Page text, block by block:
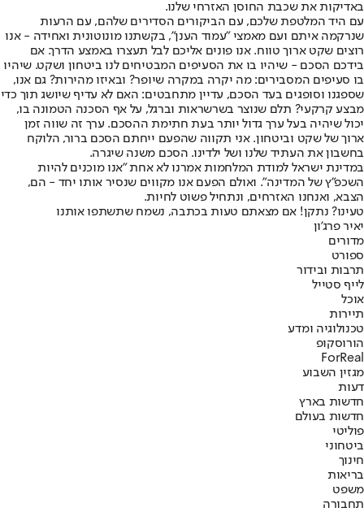
באדיקות את שכבת החוסן האזרחי שלנו.
עם היד המלטפת שלכם, עם הביקורים הסדירים שלהם, עם הרעות
שנרקמה איתם ועם מאמצי "עמוד הענן", בקשתנו מונוטונית ואחידה - אנו
רוצים שקט ארוך טווח. אנו פונים אליכם לבל תעצרו באמצע הדרך. אם
בידכם הסכם - שיהיו בו את הסעיפים המבטיחים לנו ביטחון ושקט. שיהיו
בו סעיפים המסבירים: מה יקרה במקרה שיופר? ובאיזו מהירות? גם אנו,
שספגנו וסופגים בעד הסכם, עדיין מתחבטים: האם לא עדיף שיושג תוך כדי
מבצע קרקעי? תלם שנוצר בשרשראות וברגל, על אף הסכנה הטמונה בו,
יכול שיהיה בעל ערך גדול יותר בעת חתימת ההסכם. ערך זה שווה זמן
ארוך של שקט וביטחון. אני תקווה שהפעם ייחתם הסכם ברור, הלוקח
בחשבון את העתיד שלנו ושל ילדינו. הסכם משנה שיגרה.
במדינת ישראל למודת המלחמות אמרנו לא אחת "אנו מוכנים להיות
השכפ"ץ של המדינה". ואולם הפעם אנו מקווים שנסיר אותו יחד - הם,
הצבא, ואנחנו האזרחים, ונתחיל פשוט לחיות.
טעינו? נתקן! אם מצאתם טעות בכתבה, נשמח שתשתפו אותנו
יאיר פרג'ון
מדורים
ספורט
תרבות ובידור
לייף סטייל
אוכל
תיירות
טכנולוגיה ומדע
הורוסקופ
ForReal
מגזין השבוע
דעות
חדשות בארץ
חדשות בעולם
פוליטי
ביטחוני
חינוך
בריאות
משפט
תחבורה